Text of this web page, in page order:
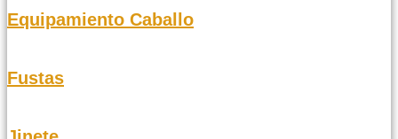
Equipamiento Caballo
Fustas